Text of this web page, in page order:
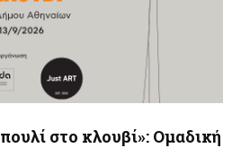
στο κλουβί»: Ομαδική